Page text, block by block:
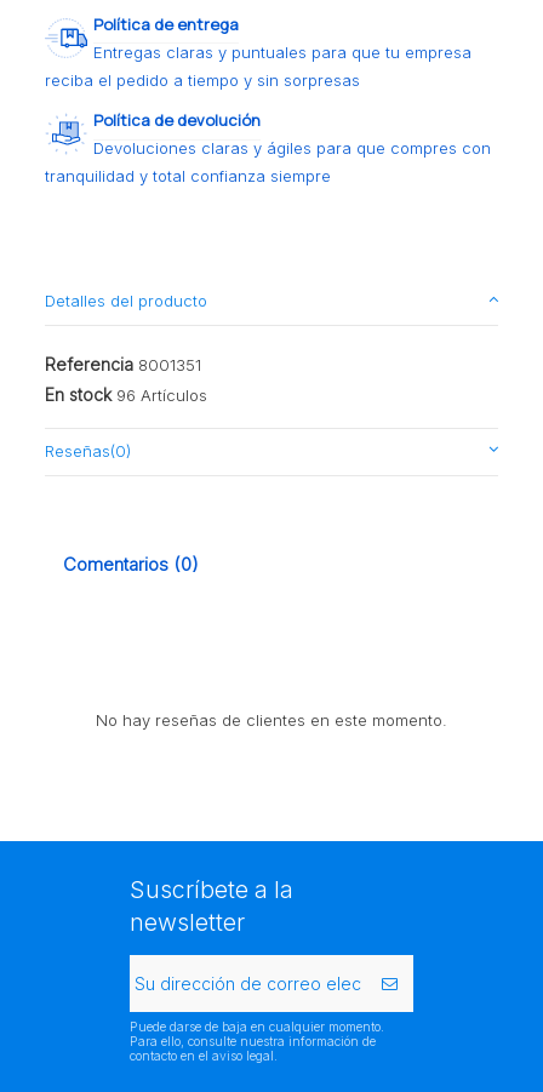
Política de entrega
Entregas claras y puntuales para que tu empresa
reciba el pedido a tiempo y sin sorpresas
Política de devolución
Devoluciones claras y ágiles para que compres con
tranquilidad y total confianza siempre
Detalles del producto
Referencia 8001351
En stock 96 Artículos
Reseñas(0)
Comentarios (0)
No hay reseñas de clientes en este momento.
Suscríbete a la
newsletter
Puede darse de baja en cualquier momento.
Para ello, consulte nuestra información de
contacto en el aviso legal.